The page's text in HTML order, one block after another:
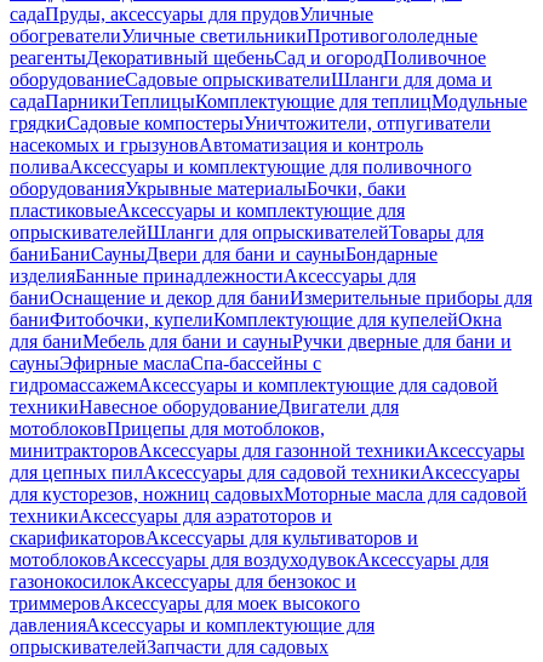
садаПруды, аксессуары для прудовУличные
обогревателиУличные светильникиПротивогололедные
реагентыДекоративный щебеньСад и огородПоливочное
оборудованиеСадовые опрыскивателиШланги для дома и
садаПарникиТеплицыКомплектующие для теплицМодульные
грядкиСадовые компостерыУничтожители, отпугиватели
насекомых и грызуновАвтоматизация и контроль
поливаАксессуары и комплектующие для поливочного
оборудованияУкрывные материалыБочки, баки
пластиковыеАксессуары и комплектующие для
опрыскивателейШланги для опрыскивателейТовары для
баниБаниСауныДвери для бани и сауныБондарные
изделияБанные принадлежностиАксессуары для
баниОснащение и декор для баниИзмерительные приборы для
баниФитобочки, купелиКомплектующие для купелейОкна
для баниМебель для бани и сауныРучки дверные для бани и
сауныЭфирные маслаСпа-бассейны с
гидромассажемАксессуары и комплектующие для садовой
техникиНавесное оборудованиеДвигатели для
мотоблоковПрицепы для мотоблоков,
минитракторовАксессуары для газонной техникиАксессуары
для цепных пилАксессуары для садовой техникиАксессуары
для кусторезов, ножниц садовыхМоторные масла для садовой
техникиАксессуары для аэратоторов и
скарификаторовАксессуары для культиваторов и
мотоблоковАксессуары для воздуходувокАксессуары для
газонокосилокАксессуары для бензокос и
триммеровАксессуары для моек высокого
давленияАксессуары и комплектующие для
опрыскивателейЗапчасти для садовых